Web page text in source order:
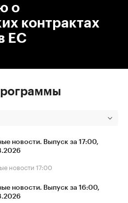
о
контрактах
ЕС
новости. Выпуск за 17:00,
новости17:00
новости. Выпуск за 16:00,